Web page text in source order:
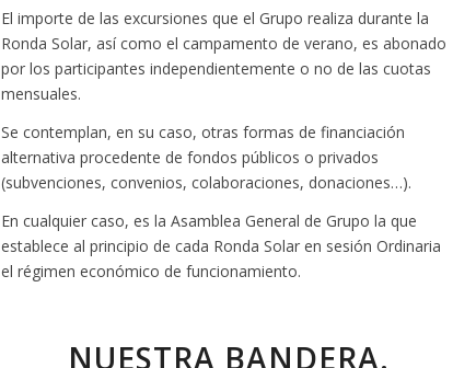
El importe de las excursiones que el Grupo realiza durante la
Ronda Solar, así como el campamento de verano, es abonado
por los participantes independientemente o no de las cuotas
mensuales.
Se contemplan, en su caso, otras formas de financiación
alternativa procedente de fondos públicos o privados
(subvenciones, convenios, colaboraciones, donaciones…).
En cualquier caso, es la Asamblea General de Grupo la que
establece al principio de cada Ronda Solar en sesión Ordinaria
el régimen económico de funcionamiento.
NUESTRA BANDERA.